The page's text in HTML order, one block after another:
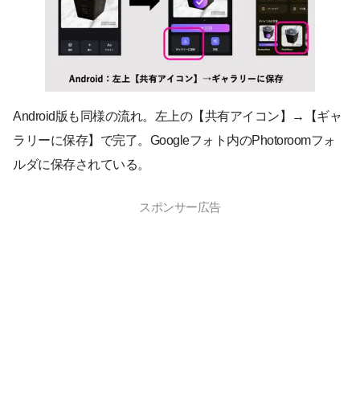
Android版も同様の流れ。左上の【共有アイコン】→【ギャ
ラリーに保存】で完了。Googleフォト内のPhotoroomフォ
ルダに保存されている。
スポンサー広告